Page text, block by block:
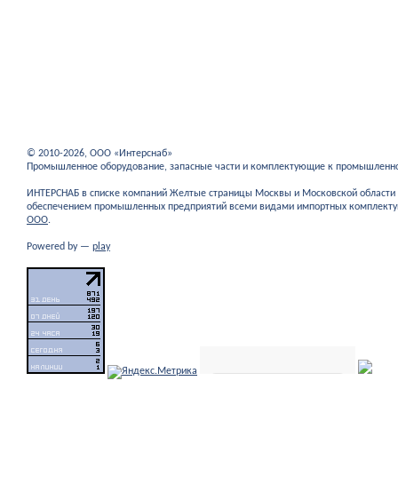
© 2010-2026, ООО «Интерснаб»
Промышленное оборудование, запасные части и комплектующие к
ИНТЕРСНАБ в списке компаний Желтые страницы Москвы и Московской
обеспечением промышленных предприятий всеми видами импортных
ООО.
Powered by — play